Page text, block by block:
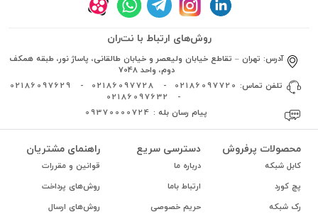
روش‌های ارتباط با نت‌ران
آدرس: تهران – تقاطع خیابان ولیعصر و خیابان طالقانی، پاساژ نور، طبقه همکف
دوم، واحد 7048
تلفن تماس: 02186097720
-
02186097728
-
02186097629
-
02186097632
پیام رسان بله : 09370000724
محصولات پرفروش
کابل شبکه
پچ کورد
رک شبکه
دسترسی سریع
درباره ما
ارتباط باما
حریم خصوصی
راهنمای مشتریان
قوانین و مقررات
روش‌های پرداخت
روش‌های ارسال